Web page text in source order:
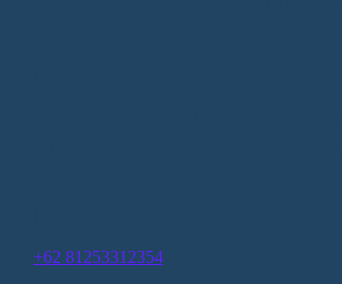
+62 81253312354